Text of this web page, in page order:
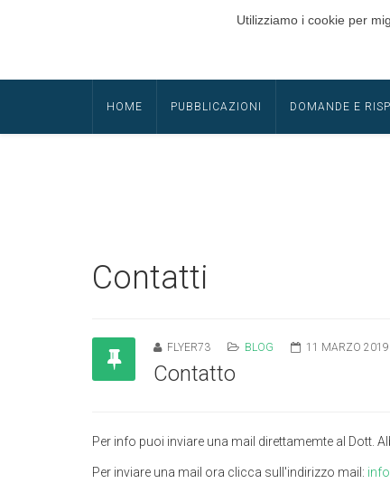
Utilizziamo i cookie per
HOME PUBBLICAZIONI DOMANDE E
Contatti
FLYER73 BLOG 11 MARZO 2019
Contatto
Per info puoi inviare una mail direttamemte al Dott.
Per inviare una mail ora clicca sull'indirizzo mail: